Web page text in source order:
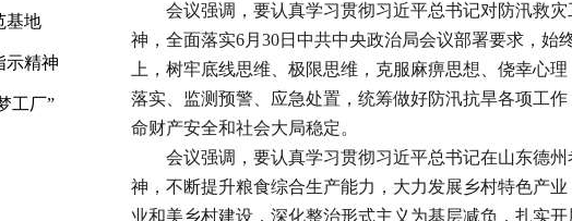
基地
示精神
工厂”
会议强调，要认真学习贯彻习近平总书记对防汛救灾
神，全面落实6月30日中共中央政治局会议部署要求，始
上，树牢底线思维、极限思维，克服麻痹思想、侥幸心
落实、监测预警、应急处置，统筹做好防汛抗旱各项工
命财产安全和社会大局稳定。
会议强调，要认真学习贯彻习近平总书记在山东德州
神，不断提升粮食综合生产能力，大力发展乡村特色产
业和美乡村建设，深化整治形式主义为基层减负，扎实